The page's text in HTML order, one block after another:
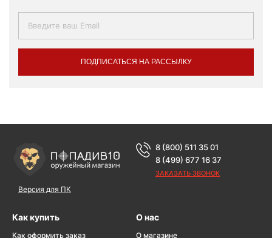
ПОДПИСАТЬСЯ НА РАССЫЛКУ
Версия для ПК
8 (800) 511 35 01
8 (499) 677 16 37
ЗАКАЗАТЬ ЗВОНОК
Как купить
Как оформить заказ
О нас
О магазине